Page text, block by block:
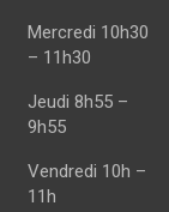
Mercredi 10h30
– 11h30
Jeudi 8h55 –
9h55
Vendredi 10h –
11h